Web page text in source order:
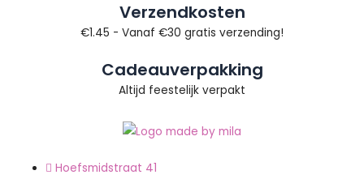
Verzendkosten
€1.45 - Vanaf €30 gratis verzending!
Cadeauverpakking
Altijd feestelijk verpakt
Hoefsmidstraat 41